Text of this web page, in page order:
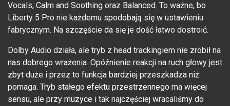
Vocals, Calm and Soothing oraz Balanced. To ważne, bo
Liberty 5 Pro nie każdemu spodobają się w ustawieniu
fabrycznym. Na szczęście da się je dość łatwo dostroić.
Dolby Audio działa, ale tryb z head trackingiem nie zrobił na
nas dobrego wrażenia. Opóźnienie reakcji na ruch głowy jest
zbyt duże i przez to funkcja bardziej przeszkadza niż
pomaga. Tryb stałego efektu przestrzennego ma więcej
sensu, ale przy muzyce i tak najczęściej wracaliśmy do